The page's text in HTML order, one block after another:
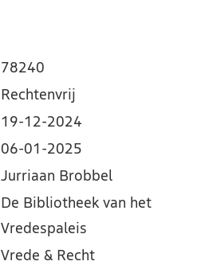
78240
Rechtenvrij
19-12-2024
06-01-2025
Jurriaan Brobbel
De Bibliotheek van het
Vredespaleis
Vrede & Recht